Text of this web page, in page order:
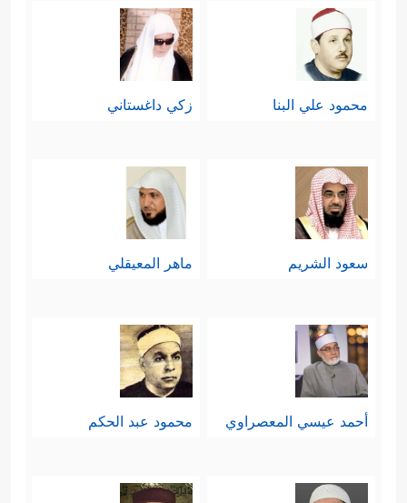
محمود علي البنا زكي داغستاني
سعود الشريم ماهر المعيقلي
أحمد عيسي المعصراوي محمود عبد الحكم